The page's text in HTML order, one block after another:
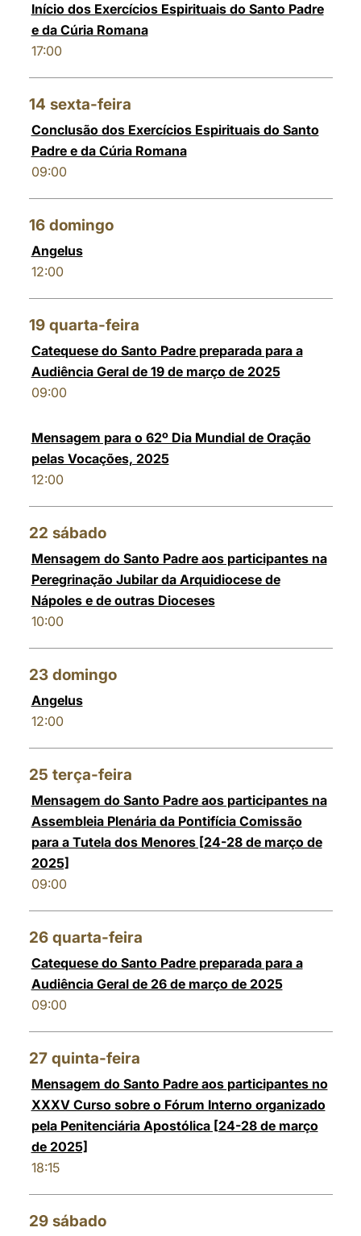
Início dos Exercícios Espirituais do Santo Padre
e da Cúria Romana
17:00
14 sexta-feira
Conclusão dos Exercícios Espirituais do Santo
Padre e da Cúria Romana
09:00
16 domingo
Angelus
12:00
19 quarta-feira
Catequese do Santo Padre preparada para a
Audiência Geral de 19 de março de 2025
09:00
Mensagem para o 62º Dia Mundial de Oração
pelas Vocações, 2025
12:00
22 sábado
Mensagem do Santo Padre aos participantes na
Peregrinação Jubilar da Arquidiocese de
Nápoles e de outras Dioceses
10:00
23 domingo
Angelus
12:00
25 terça-feira
Mensagem do Santo Padre aos participantes na
Assembleia Plenária da Pontifícia Comissão
para a Tutela dos Menores [24-28 de março de
2025]
09:00
26 quarta-feira
Catequese do Santo Padre preparada para a
Audiência Geral de 26 de março de 2025
09:00
27 quinta-feira
Mensagem do Santo Padre aos participantes no
XXXV Curso sobre o Fórum Interno organizado
pela Penitenciária Apostólica [24-28 de março
de 2025]
18:15
29 sábado